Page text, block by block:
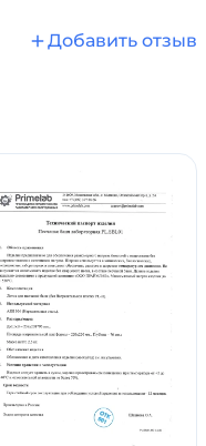
Добавить отзыв